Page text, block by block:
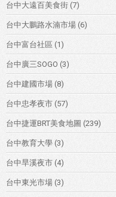
台中大遠百美食街 (7)
台中大鵬路水湳市場 (6)
台中富台社區 (1)
台中廣三SOGO (3)
台中建國市場 (8)
台中忠孝夜市 (57)
台中捷運BRT美食地圖 (239)
台中教育大學 (3)
台中旱溪夜市 (4)
台中東光市場 (3)